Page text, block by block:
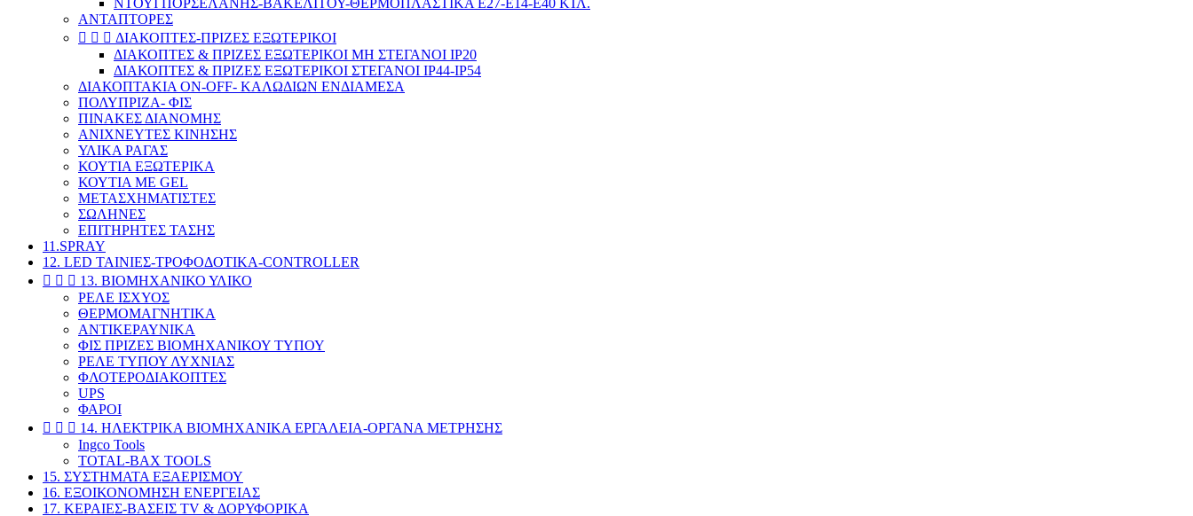
ΝΤΟΥΙ ΠΟΡΣΕΛΑΝΗΣ-ΒΑΚΕΛΙΤΟΥ-ΘΕΡΜΟΠΛΑΣΤΙΚΑ Ε27-Ε14-Ε40 ΚΤΛ.
ΑΝΤΑΠΤΟΡΕΣ
   ΔΙΑΚΟΠΤΕΣ-ΠΡΙΖΕΣ ΕΞΩΤΕΡΙΚΟΙ
ΔΙΑΚΟΠΤΕΣ & ΠΡΙΖΕΣ ΕΞΩΤΕΡΙΚΟΙ ΜΗ ΣΤΕΓΑΝΟΙ ΙΡ20
ΔΙΑΚΟΠΤΕΣ & ΠΡΙΖΕΣ ΕΞΩΤΕΡΙΚΟΙ ΣΤΕΓΑΝΟΙ ΙΡ44-ΙP54
ΔΙΑΚΟΠΤΑΚΙΑ ON-OFF- ΚΑΛΩΔΙΩΝ ΕΝΔΙΑΜΕΣΑ
ΠΟΛΥΠΡΙΖΑ- ΦΙΣ
ΠΙΝΑΚΕΣ ΔΙΑΝΟΜΗΣ
ΑΝΙΧΝΕΥΤΕΣ ΚΙΝΗΣΗΣ
ΥΛΙΚΑ ΡΑΓΑΣ
ΚΟΥΤΙΑ ΕΞΩΤΕΡΙΚΑ
ΚΟΥΤΙΑ ΜΕ GEL
ΜΕΤΑΣΧΗΜΑΤΙΣΤΕΣ
ΣΩΛΗΝΕΣ
ΕΠΙΤΗΡΗΤΕΣ ΤΑΣΗΣ
11.SPRAY
12. LED ΤΑΙΝΙΕΣ-ΤΡΟΦΟΔΟΤΙΚΑ-CONTROLLER
   13. ΒΙΟΜΗΧΑΝΙΚΟ ΥΛΙΚΟ
ΡΕΛΕ ΙΣΧΥΟΣ
ΘΕΡΜΟΜΑΓΝΗΤΙΚΑ
ΑΝΤΙΚΕΡΑΥΝΙΚΑ
ΦΙΣ ΠΡΙΖΕΣ ΒΙΟΜΗΧΑΝΙΚΟΥ ΤΥΠΟΥ
ΡΕΛΕ ΤΥΠΟΥ ΛΥΧΝΙΑΣ
ΦΛΟΤΕΡΟΔΙΑΚΟΠΤΕΣ
UPS
ΦΑΡΟΙ
   14. ΗΛΕΚΤΡΙΚΑ ΒΙΟΜΗΧΑΝΙΚΑ ΕΡΓΑΛΕΙΑ-ΟΡΓΑΝΑ ΜΕΤΡΗΣΗΣ
Ingco Tools
TOTAL-BAX TOOLS
15. ΣΥΣΤΗΜΑΤΑ ΕΞΑΕΡΙΣΜΟΥ
16. ΕΞΟΙΚΟΝΟΜΗΣΗ ΕΝΕΡΓΕΙΑΣ
17. ΚΕΡΑΙΕΣ-BAΣΕΙΣ TV & ΔΟΡΥΦΟΡΙΚΑ